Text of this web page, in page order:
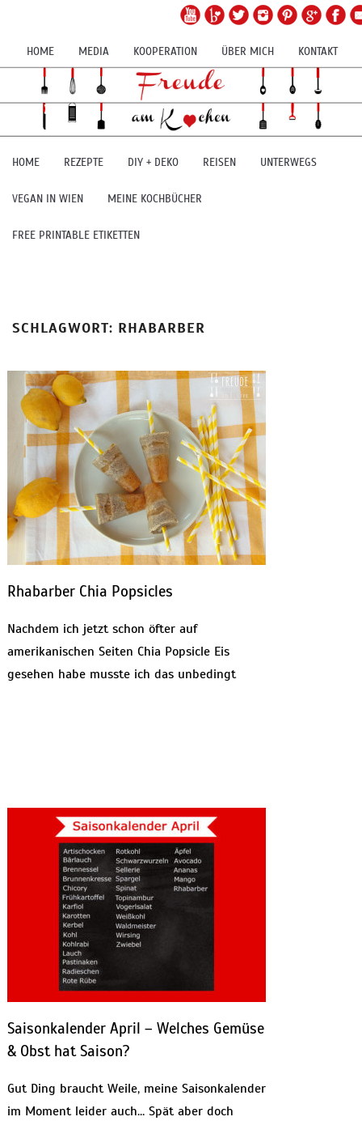
HOME MEDIA KOOPERATION ÜBER MICH KONTAKT
HOME REZEPTE DIY + DEKO REISEN UNTERWEGS
VEGAN IN WIEN MEINE KOCHBÜCHER
FREE PRINTABLE ETIKETTEN
SCHLAGWORT: RHABARBER
Rhabarber Chia Popsicles
Nachdem ich jetzt schon öfter auf
amerikanischen Seiten Chia Popsicle Eis
gesehen habe musste ich das unbedingt
Saisonkalender April – Welches Gemüse
& Obst hat Saison?
Gut Ding braucht Weile, meine Saisonkalender
im Moment leider auch… Spät aber doch